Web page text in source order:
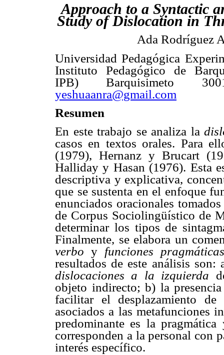
Approach to a Syntactic
Study of Dislocation in
Ada Rodríguez
Universidad Pedagógica
Instituto Pedagógico de
IPB) Barquisimeto
yeshuaanra@gmail.com
Resumen
En este trabajo se analiza la
casos en textos orales. Para
(1979), Hernanz y Brucart
Halliday y Hasan (1976). Esta
descriptiva y explicativa,
que se sustenta en el enfoque
enunciados oracionales
de Corpus Sociolingüístico de
determinar los tipos de
Finalmente, se elabora un
verboy funciones
resultados de este análisis son:
dislocaciones a la izquierda
objeto indirecto; b) la
facilitar el desplazamiento de
asociados a las metafunciones
predominante es la
corresponden a la personal con
interés específico.